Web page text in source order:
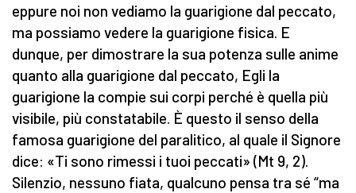
eppure noi non vediamo la guarigione dal peccato,
ma possiamo vedere la guarigione fisica. E
dunque, per dimostrare la sua potenza sulle anime
quanto alla guarigione dal peccato, Egli la
guarigione la compie sui corpi perché è quella più
visibile, più constatabile. È questo il senso della
famosa guarigione del paralitico, al quale il Signore
dice: «Ti sono rimessi i tuoi peccati» (Mt 9, 2).
Silenzio, nessuno fiata, qualcuno pensa tra sé “ma